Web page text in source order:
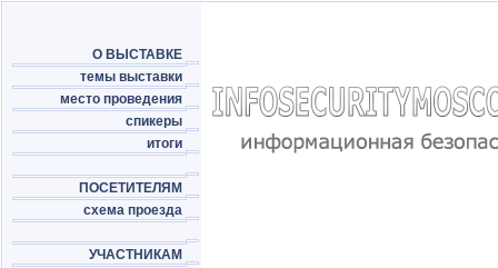
О ВЫСТАВКЕ
темы выставки
место проведения
спикеры
итоги
ПОСЕТИТЕЛЯМ
схема проезда
УЧАСТНИКАМ